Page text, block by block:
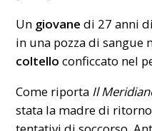
Un giovane di 27 anni
in una pozza di sangue
coltello conficcato nel
Come riporta Il
stata la madre di